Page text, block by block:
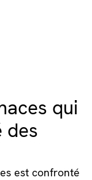
qui
des
est confronté